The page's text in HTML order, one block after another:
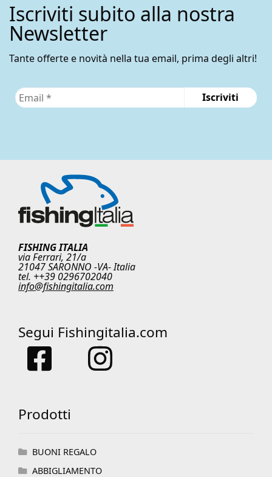
Iscriviti subito alla nostra
Newsletter
Tante offerte e novità nella tua email, prima degli altri!
FISHING ITALIA
via Ferrari, 21/a
21047 SARONNO -VA- Italia
tel. ++39 0296702040
info@fishingitalia.com
Segui Fishingitalia.com
Prodotti
BUONI REGALO
ABBIGLIAMENTO